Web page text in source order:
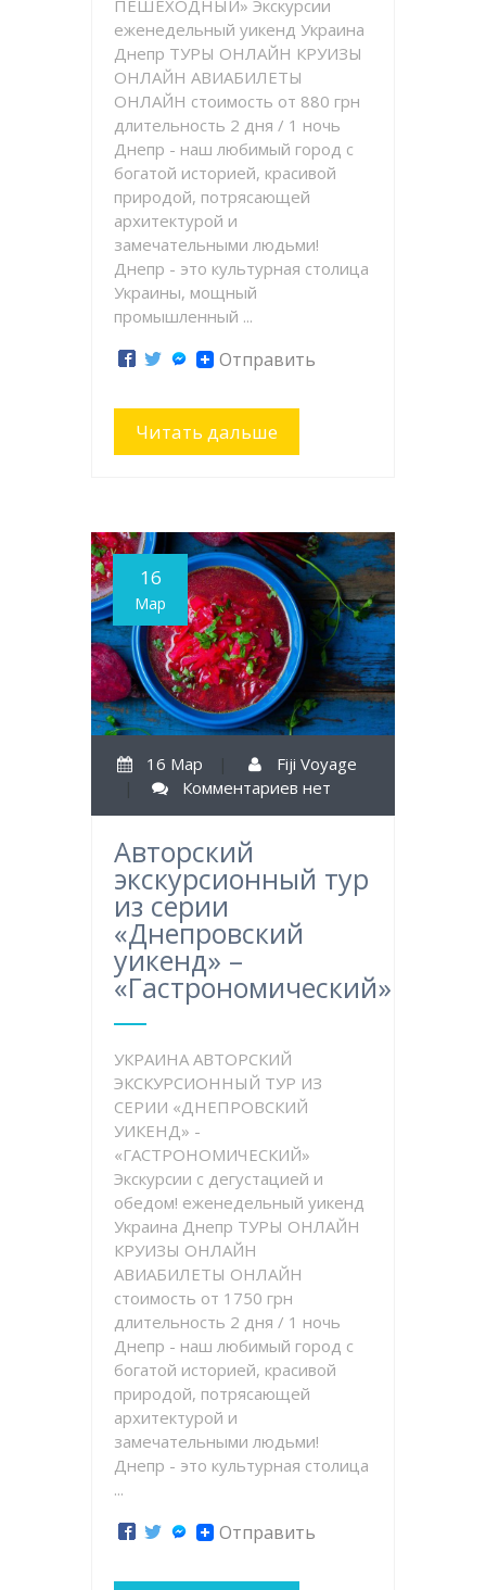
ПЕШЕХОДНЫЙ» Экскурсии
еженедельный уикенд Украина
Днепр ТУРЫ ОНЛАЙН КРУИЗЫ
ОНЛАЙН АВИАБИЛЕТЫ
ОНЛАЙН стоимость от 880 грн
длительность 2 дня / 1 ночь
Днепр - наш любимый город с
богатой историей, красивой
природой, потрясающей
архитектурой и
замечательными людьми!
Днепр - это культурная столица
Украины, мощный
промышленный ...
Отправить
Читать дальше
16
Мар
16 Мар
Fiji Voyage
Комментариев нет
Авторский
экскурсионный тур
из серии
«Днепровский
уикенд» –
«Гастрономический»
УКРАИНА АВТОРСКИЙ
ЭКСКУРСИОННЫЙ ТУР ИЗ
СЕРИИ «ДНЕПРОВСКИЙ
УИКЕНД» -
«ГАСТРОНОМИЧЕСКИЙ»
Экскурсии с дегустацией и
обедом! еженедельный уикенд
Украина Днепр ТУРЫ ОНЛАЙН
КРУИЗЫ ОНЛАЙН
АВИАБИЛЕТЫ ОНЛАЙН
стоимость от 1750 грн
длительность 2 дня / 1 ночь
Днепр - наш любимый город с
богатой историей, красивой
природой, потрясающей
архитектурой и
замечательными людьми!
Днепр - это культурная столица
...
Отправить